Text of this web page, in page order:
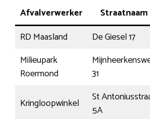
Afvalverwerker Straatnaam
RD Maasland
De Giesel 17
Milieupark
Roermond
31
Kringloopwinkel
St
5A